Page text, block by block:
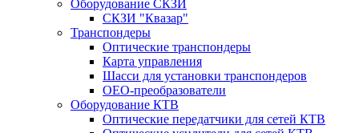
Оборудование СКЗИ
СКЗИ "Квазар"
Транспондеры
Оптические транспондеры
Карта управления
Шасси для установки транспондеров
OEO-преобразователи
Оборудование КТВ
Оптические передатчики для сетей КТВ